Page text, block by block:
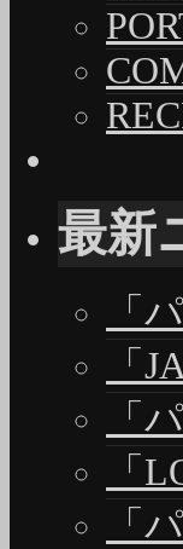
最新
「
「
「
「
「